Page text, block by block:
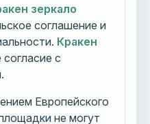
зеркало
соглашение и
Кракен
с
Европейского
не могут